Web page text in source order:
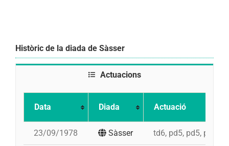
Històric de la diada de Sàsser
Actuacions
Data Diada Actuació
23/09/1978 Sàsser td6, pd5, pd5, pd5,